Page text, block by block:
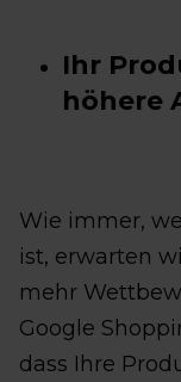
Ihr
höhere
Wie immer,
ist, erwarten
mehr
Google
dass Ihre